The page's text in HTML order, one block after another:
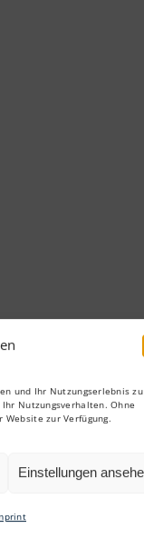
und Ihr Nutzungserlebnis zu
Nutzungsverhalten. Ohne
zur Verfügung.
Einstellungen